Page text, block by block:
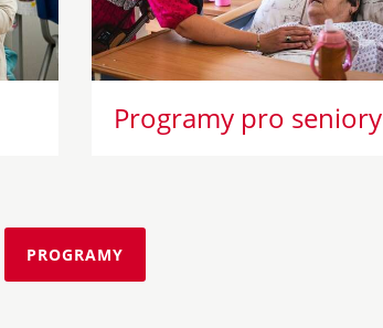
Programy pro seniory
PROGRAMY